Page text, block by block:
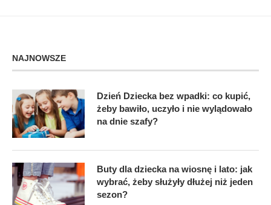
NAJNOWSZE
Dzień Dziecka bez wpadki: co kupić,
żeby bawiło, uczyło i nie wylądowało
na dnie szafy?
Buty dla dziecka na wiosnę i lato: jak
wybrać, żeby służyły dłużej niż jeden
sezon?